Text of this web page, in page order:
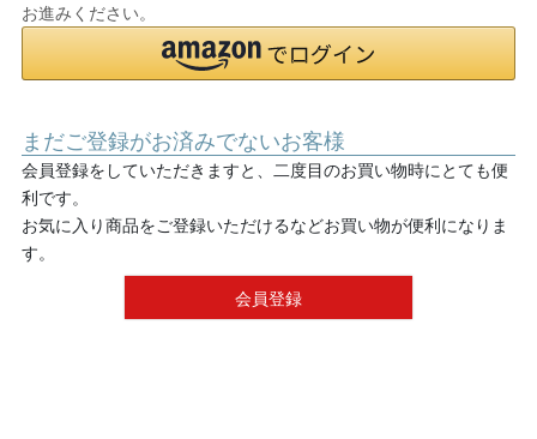
お進みください。
まだご登録がお済みでないお客様
会員登録をしていただきますと、二度目のお買い物時にとても便
利です。
お気に入り商品をご登録いただけるなどお買い物が便利になりま
す。
会員登録